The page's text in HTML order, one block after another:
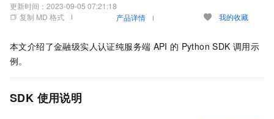
更新时间： 2023-09-05 07:21:18
复制 MD 格式
产品详情 我的收藏
本文介绍了金融级实人认证纯服务端 API 的 Python SDK 调用示
例。
SDK 使用说明